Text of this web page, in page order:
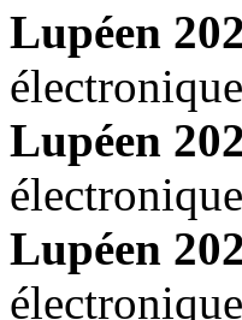
Lupéen
électronique
Lupéen
électronique
Lupéen
électronique